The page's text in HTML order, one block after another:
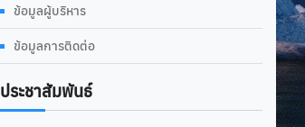
ข้อมูลผู้บริหาร
ข้อมูลการติดต่อ
ประชาสัมพันธ์